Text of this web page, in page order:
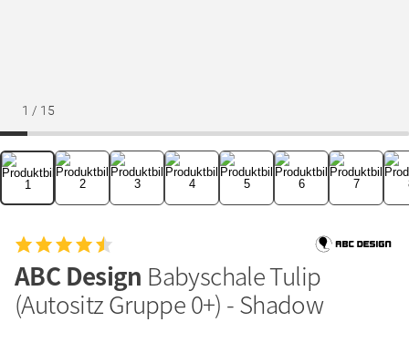
1 / 15
ABC Design Babyschale Tulip
(Autositz Gruppe 0+) - Shadow